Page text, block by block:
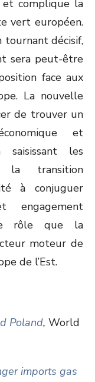
et complique la
vert européen.
tournant décisif,
sera peut-être
face aux
La nouvelle
de trouver un
et
saisissant les
la transition
à conjuguer
engagement
le rôle que la
moteur de
de l’Est.
Poland, World
imports gas